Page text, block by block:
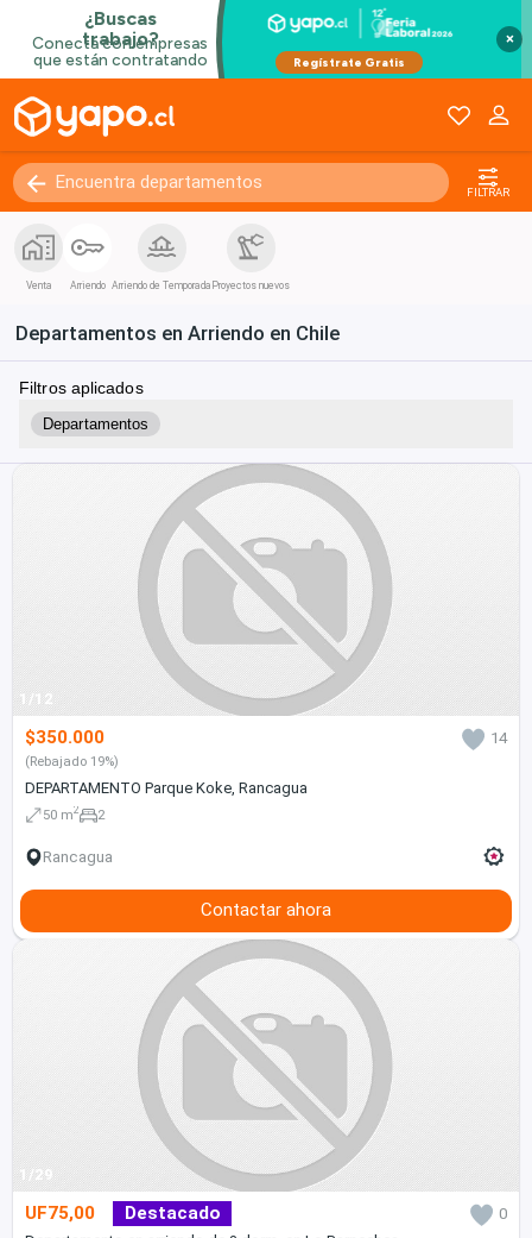
×
FILTRAR
Venta Arriendo Arriendo de Temporada Proyectos nuevos
Departamentos en Arriendo en Chile
Filtros aplicados
Departamentos
1/12
$350.000 14
(Rebajado 19%)
DEPARTAMENTO Parque Koke, Rancagua
50 m2 2
Rancagua
Contactar ahora
1/29
UF75,00 Destacado
0